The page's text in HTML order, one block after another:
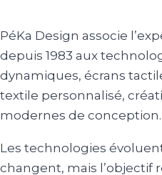
PéKa Design associe
depuis 1983 aux
dynamiques, écrans
textile personnalisé,
modernes de conception.
Les technologies
changent, mais l’objectif